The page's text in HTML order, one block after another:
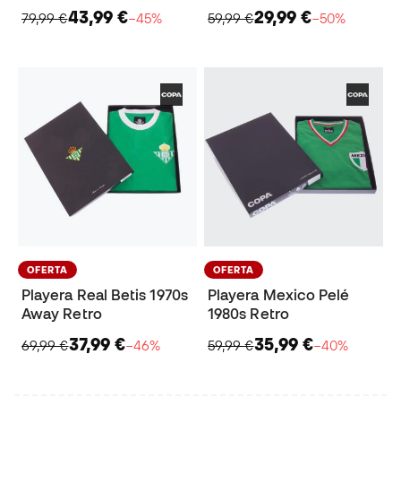
79,99 €43,99 €−45%
59,99 €29,99 €−50%
OFERTA
Playera Real Betis 1970s
Away Retro
69,99 €37,99 €−46%
OFERTA
Playera Mexico Pelé
1980s Retro
59,99 €35,99 €−40%